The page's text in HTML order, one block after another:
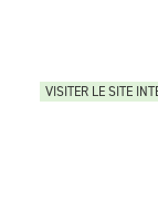
VISITER LE SITE